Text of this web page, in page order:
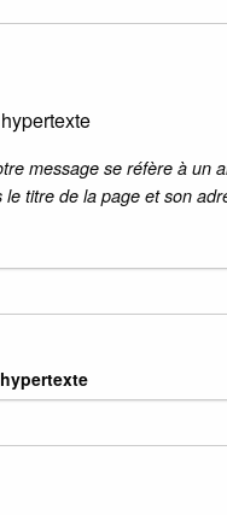
message se réfère à un
le titre de la page et son